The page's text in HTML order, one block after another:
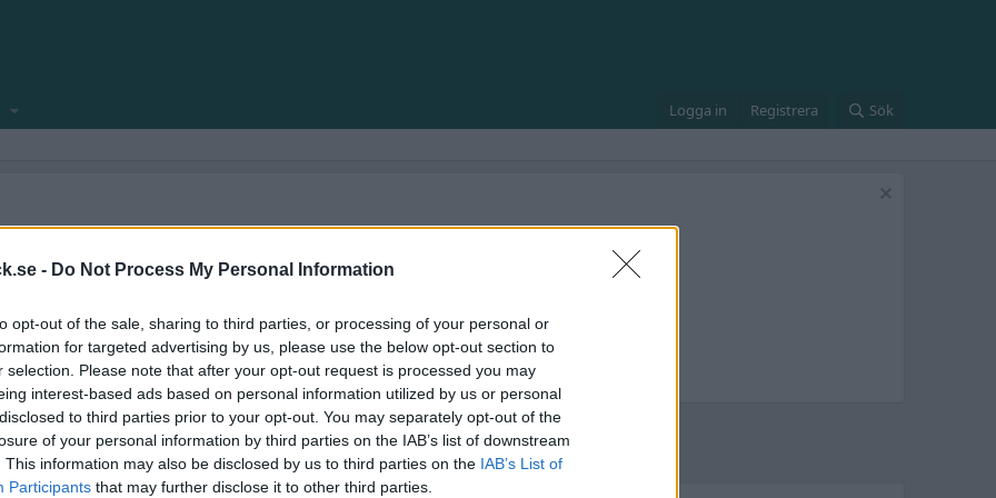
- Do Not Process My Personal Information
opt-out of the sale, sharing to third parties, or processing of your personal or
for targeted advertising by us, please use the below opt-out section to
selection. Please note that after your opt-out request is processed you may
interest-based ads based on personal information utilized by us or personal
to third parties prior to your opt-out. You may separately opt-out of the
of your personal information by third parties on the IAB’s list of downstream
This information may also be disclosed by us to third parties on the IAB’s List of
Participants that may further disclose it to other third parties.
Logga in Registrera Sök
någonsin klar att se dagens ljus.
allt fyllt med nya funktioner.
frågeställningar.